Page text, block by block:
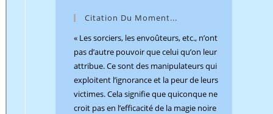
Citation Du Moment...
« Les sorciers, les envoûteurs, etc., n’ont
pas d’autre pouvoir que celui qu’on leur
attribue. Ce sont des manipulateurs qui
exploitent l’ignorance et la peur de leurs
victimes. Cela signifie que quiconque ne
croit pas en l’efficacité de la magie noire